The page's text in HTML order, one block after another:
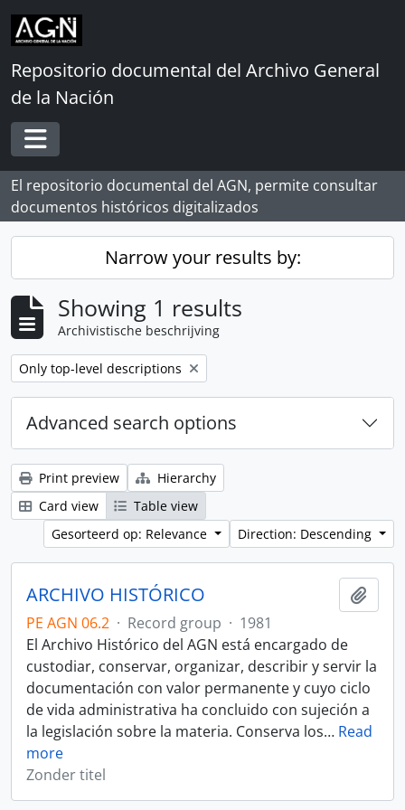
Skip to main content
Repositorio documental del Archivo General
de la Nación
Toggle navigation
El repositorio documental del AGN, permite consultar
documentos históricos digitalizados
Narrow your results by:
Showing 1 results
Archivistische beschrijving
Remove filter:
Only top-level descriptions
Advanced search options
Print preview
Hierarchy
Card view
Table view
Gesorteerd op: Relevance
Direction: Descending
ARCHIVO HISTÓRICO
PE AGN 06.2 · Record group · 1981
El Archivo Histórico del AGN está encargado de
custodiar, conservar, organizar, describir y servir la
documentación con valor permanente y cuyo ciclo
de vida administrativa ha concluido con sujeción a
la legislación sobre la materia. Conserva los… Read
more
Zonder titel